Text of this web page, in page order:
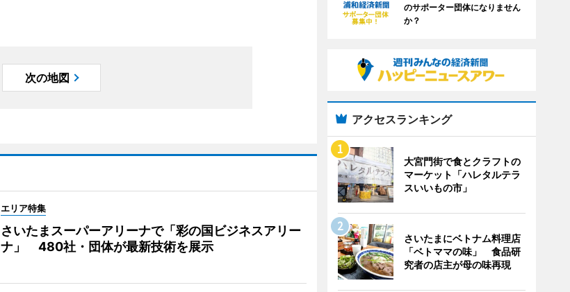
次の地図
エリア特集
さいたまスーパーアリーナで「彩の国ビジネスアリー
ナ」 480社・団体が最新技術を展示
のサポーター団体になりません
か？
アクセスランキング
大宮門街で食とクラフトの
マーケット「ハレタルテラ
スいいもの市」
さいたまにベトナム料理店
「ベトママの味」 食品研
究者の店主が母の味再現